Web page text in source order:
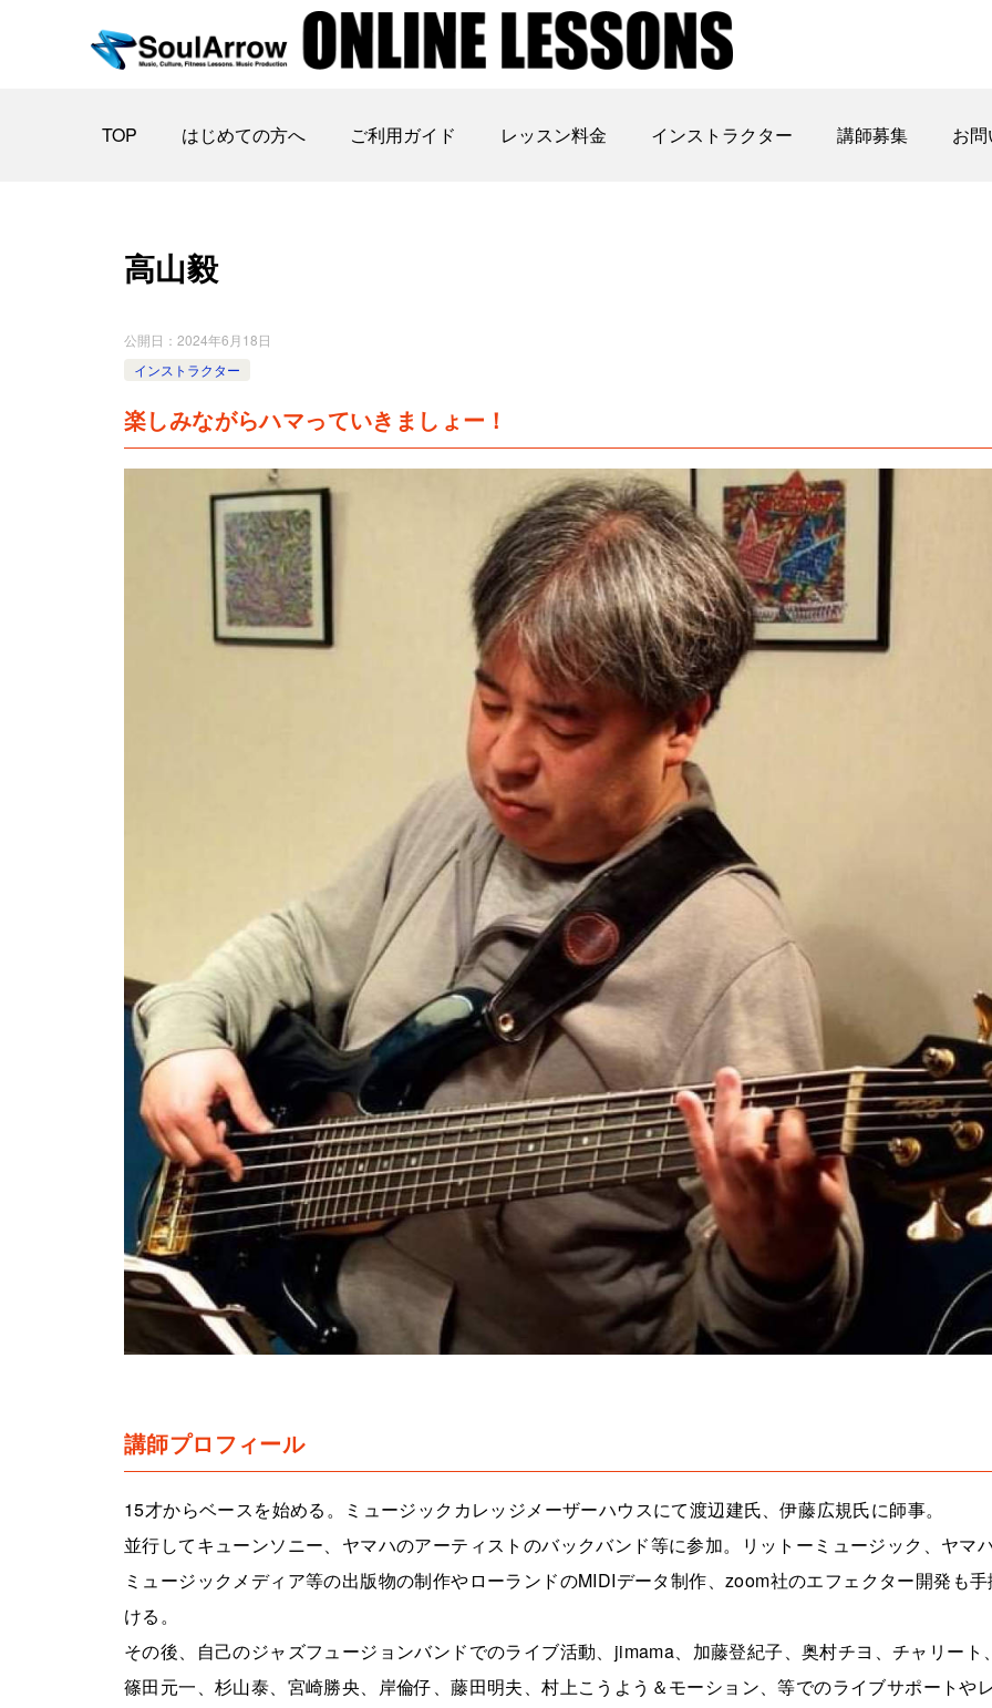
TOP はじめての方へ ご利用ガイド レッスン料金 インストラクター 講師募集 お
高山毅
公開日： 2024年6月18日
インストラクター
楽しみながらハマっていきましょー！
講師プロフィール
15才からベースを始める。ミュージックカレッジメーザーハウスにて渡辺建氏、伊藤広規氏に師事。
並行してキューンソニー、ヤマハのアーティストのバックバンド等に参加。リットーミュージック、ヤマ
ミュージックメディア等の出版物の制作やローランドのMIDIデータ制作、zoom社のエフェクター開発も手
ける。
その後、自己のジャズフュージョンバンドでのライブ活動、jimama、加藤登紀子、奥村チヨ、チャリート、
篠田元一、杉山泰、宮崎勝央、岸倫仔、藤田明夫、村上こうよう＆モーション、等でのライブサポートやレ